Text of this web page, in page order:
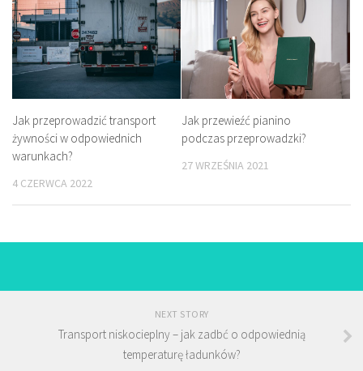
Jak przeprowadzić transport
żywności w odpowiednich
warunkach?
4 CZERWCA 2022
Jak przewieźć pianino
podczas przeprowadzki?
27 WRZEŚNIA 2021
NEXT STORY
Transport niskocieplny – jak zadbć o odpowiednią
temperaturę ładunków?